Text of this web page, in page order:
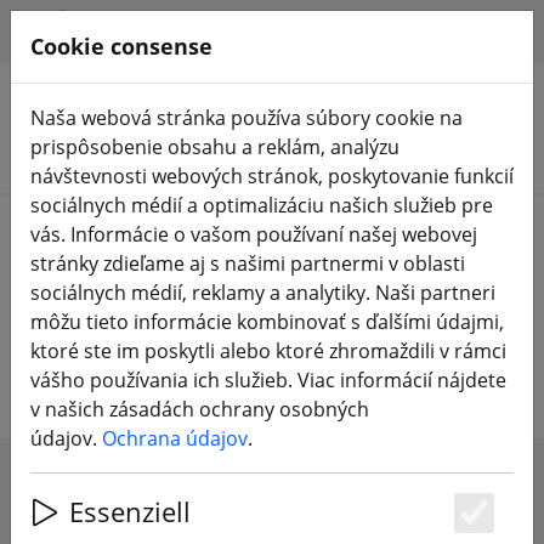
Vyhľadať produkty
Home Zariadenie
RC diaľkové ovládanie
Príslušenstvo RC
Príslušenstvo pre diaľkové
ovládanie RC
Cookie consense
Naša webová stránka používa súbory cookie na
prispôsobenie obsahu a reklám, analýzu
návštevnosti webových stránok, poskytovanie funkcií
sociálnych médií a optimalizáciu našich služieb pre
vás. Informácie o vašom používaní našej webovej
stránky zdieľame aj s našimi partnermi v oblasti
sociálnych médií, reklamy a analytiky. Naši partneri
môžu tieto informácie kombinovať s ďalšími údajmi,
ktoré ste im poskytli alebo ktoré zhromaždili v rámci
vášho používania ich služieb. Viac informácií nájdete
v našich zásadách ochrany osobných
údajov. Ochrana údajov.
Essenziell